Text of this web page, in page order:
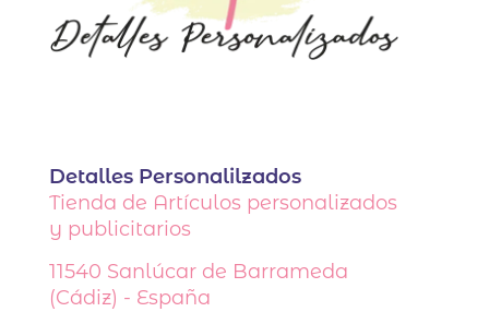
Detalles Personalilzados
Tienda de Artículos personalizados
y publicitarios
11540 Sanlúcar de Barrameda
(Cádiz) - España